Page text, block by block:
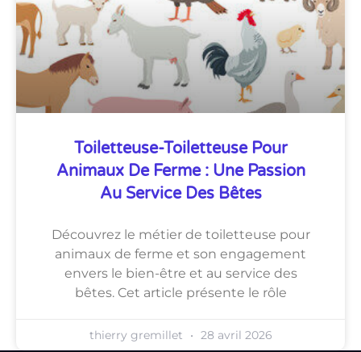
Toiletteuse-Toiletteuse Pour
Animaux De Ferme : Une Passion
Au Service Des Bêtes
Découvrez le métier de toiletteuse pour
animaux de ferme et son engagement
envers le bien-être et au service des
bêtes. Cet article présente le rôle
thierry gremillet 28 avril 2026